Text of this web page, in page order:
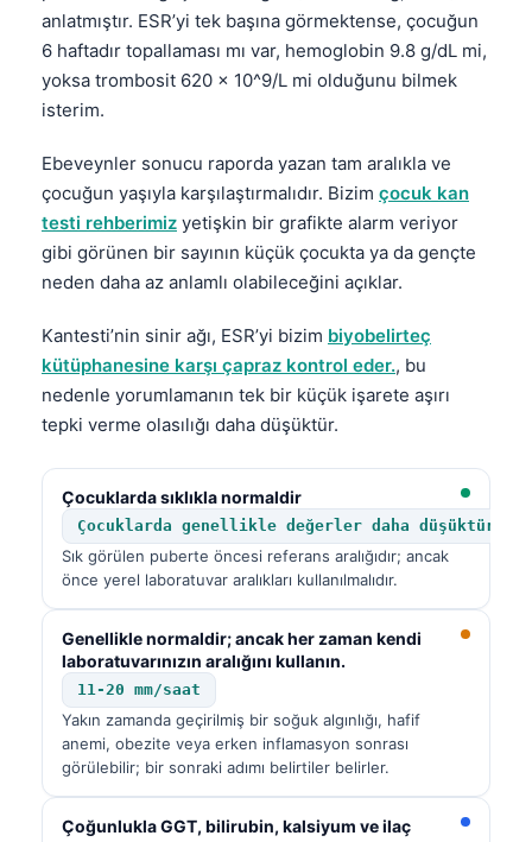
anlatmıştır. ESR’yi tek başına görmektense, çocuğun
6 haftadır topallaması mı var, hemoglobin 9.8 g/dL mi,
yoksa trombosit 620 x 10^9/L mi olduğunu bilmek
isterim.
Ebeveynler sonucu raporda yazan tam aralıkla ve
çocuğun yaşıyla karşılaştırmalıdır. Bizim çocuk kan
testi rehberimiz yetişkin bir grafikte alarm veriyor
gibi görünen bir sayının küçük çocukta ya da gençte
neden daha az anlamlı olabileceğini açıklar.
Kantesti’nin sinir ağı, ESR’yi bizim biyobelirteç
kütüphanesine karşı çapraz kontrol eder., bu
nedenle yorumlamanın tek bir küçük işarete aşırı
tepki verme olasılığı daha düşüktür.
Çocuklarda sıklıkla normaldir
Çocuklarda genellikle değerler daha düşüktür.
Sık görülen puberte öncesi referans aralığıdır; ancak
önce yerel laboratuvar aralıkları kullanılmalıdır.
Genellikle normaldir; ancak her zaman kendi
laboratuvarınızın aralığını kullanın.
11-20 mm/saat
Yakın zamanda geçirilmiş bir soğuk algınlığı, hafif
anemi, obezite veya erken inflamasyon sonrası
görülebilir; bir sonraki adımı belirtiler belirler.
Çoğunlukla GGT, bilirubin, kalsiyum ve ilaç